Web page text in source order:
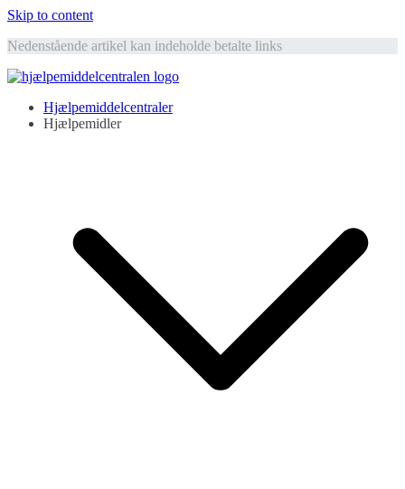
Skip to content
Nedenstående artikel kan indeholde betalte links
Hjælpemiddelcentralen
Hjælpemidler til ældre
Hjælpemiddelcentraler
Hjælpemidler